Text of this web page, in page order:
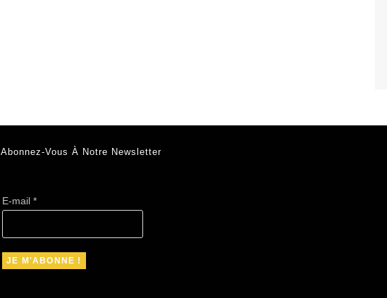
Abonnez-Vous À Notre Newsletter
E-mail *